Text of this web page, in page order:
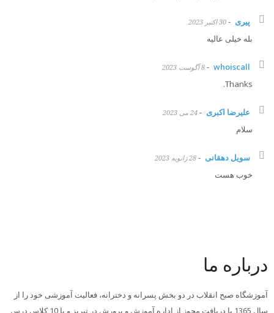
پیری - 30 اکتبر 2023
بله خیلی عالیه
whoiscall
- 8 آگوست 2023
Thanks.
علیرضا اکبری - 24 می 2023
سلام
سویل دهقانی - 28 ژانویه 2023
خوب هست
درباره ما
آموزشگاه صبح انقلاب در دو بخش پسرانه و دخترانه، فعالیت آموزشی خود را از
سال 1365 با دریافت مجوز از اداره آموزش و پرورش در تبریز و با 10 کلاس درس